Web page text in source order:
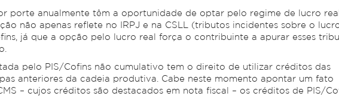
porte anualmente têm a oportunidade de optar pelo regime de lucro
não apenas reflete no IRPJ e na CSLL (tributos incidentes sobre o
já que a opção pelo lucro real força o contribuinte a apurar esses
pelo PIS/Cofins não cumulativo tem o direito de utilizar créditos das
anteriores da cadeia produtiva. Cabe neste momento apontar um fato
– cujos créditos são destacados em nota fiscal – os créditos de PIS/